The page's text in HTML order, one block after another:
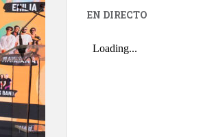
EN DIRECTO